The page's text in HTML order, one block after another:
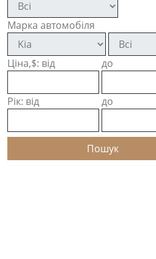
Марка автомобіля
Ціна,$: від до
Рік: від до